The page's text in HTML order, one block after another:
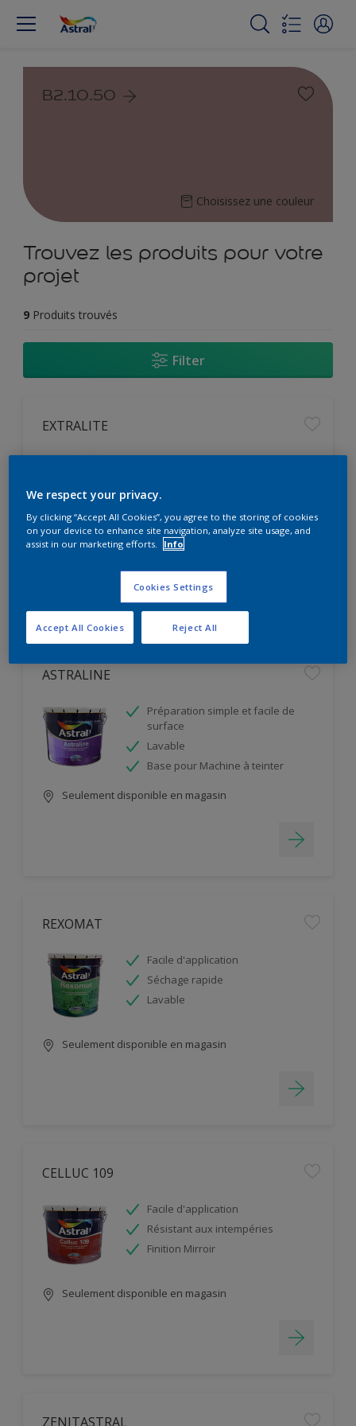
B2.10.50
Choisissez une couleur
Trouvez les produits pour votre
projet
9 Produits trouvés
Filter
EXTRALITE
Haute Opacité
Seulement disponible en magasin
ASTRALINE
Préparation simple et facile de
surface
Lavable
Base pour Machine à teinter
Seulement disponible en magasin
REXOMAT
Facile d'application
Séchage rapide
Lavable
Seulement disponible en magasin
CELLUC 109
Facile d'application
Résistant aux intempéries
Finition Mirroir
Seulement disponible en magasin
ZENITASTRAL
We respect your privacy.
By clicking “Accept All Cookies”, you agree to the storing of cookies
on your device to enhance site navigation, analyze site usage, and
assist in our marketing efforts.
Info
Cookies Settings
Reject All
Accept All Cookies